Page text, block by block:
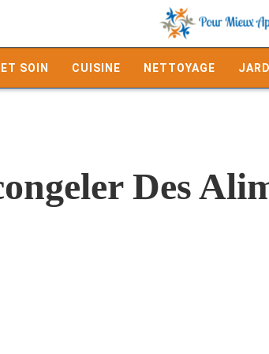
SOIN CUISINE NETTOYAGE
Des